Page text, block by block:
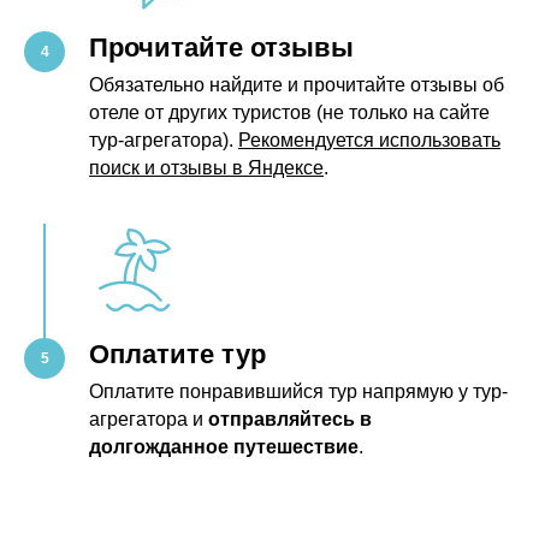
Прочитайте отзывы
Обязательно найдите и прочитайте отзывы об
отеле от других туристов (не только на сайте
тур-агрегатора). Рекомендуется использовать
поиск и отзывы в Яндексе.
Оплатите тур
Оплатите понравившийся тур напрямую у тур-
агрегатора и отправляйтесь в
долгожданное путешествие.